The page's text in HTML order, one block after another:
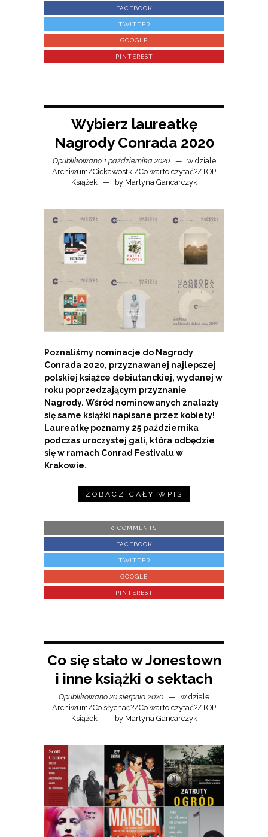
FACEBOOK
TWITTER
GOOGLE
PINTEREST
Wybierz laureatkę
Nagrody Conrada 2020
Opublikowano 1 października 2020
w dziale
Archiwum/Ciekawostki/Co warto czytać?/TOP
Książek
by Martyna Gancarczyk
Poznaliśmy nominacje do Nagrody
Conrada 2020, przyznawanej najlepszej
polskiej książce debiutanckiej, wydanej w
roku poprzedzającym przyznanie
Nagrody. Wśród nominowanych znalazły
się same książki napisane przez kobiety!
Laureatkę poznamy 25 października
podczas uroczystej gali, która odbędzie
się w ramach Conrad Festivalu w
Krakowie.
ZOBACZ CAŁY WPIS
0 COMMENTS
FACEBOOK
TWITTER
GOOGLE
PINTEREST
Co się stało w Jonestown
i inne książki o sektach
Opublikowano 20 sierpnia 2020
w dziale
Archiwum/Co słychać?/Co warto czytać?/TOP
Książek
by Martyna Gancarczyk